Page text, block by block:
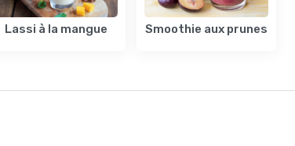
Lassi à la mangue Smoothie aux prunes